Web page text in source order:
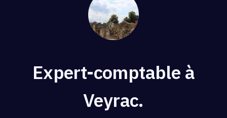
Expert-comptable à
Veyrac.